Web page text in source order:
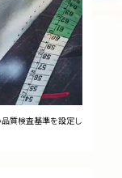
質検査基準を設定し